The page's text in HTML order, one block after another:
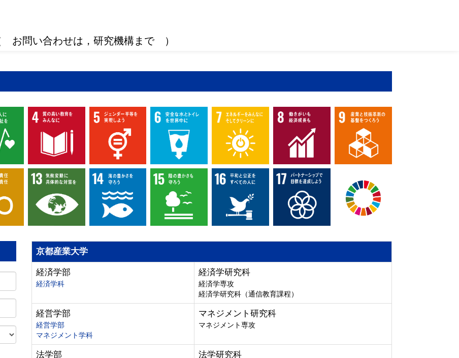
お問い合わせは，研究機構まで ）
京都産業大学
経済学部
経済学科
経済学研究科
経済学専攻
経済学研究科（通信教育課程）
経営学部
経営学部
マネジメント学科
マネジメント研究科
マネジメント専攻
法学部 法学研究科